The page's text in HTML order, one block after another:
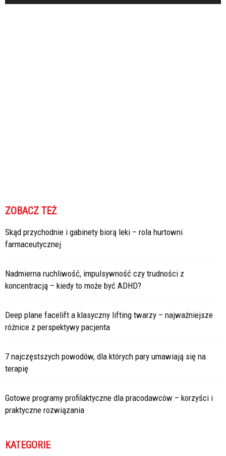
ZOBACZ TEŻ
Skąd przychodnie i gabinety biorą leki – rola hurtowni
farmaceutycznej
Nadmierna ruchliwość, impulsywność czy trudności z
koncentracją – kiedy to może być ADHD?
Deep plane facelift a klasyczny lifting twarzy – najważniejsze
różnice z perspektywy pacjenta
7 najczęstszych powodów, dla których pary umawiają się na
terapię
Gotowe programy profilaktyczne dla pracodawców – korzyści i
praktyczne rozwiązania
KATEGORIE